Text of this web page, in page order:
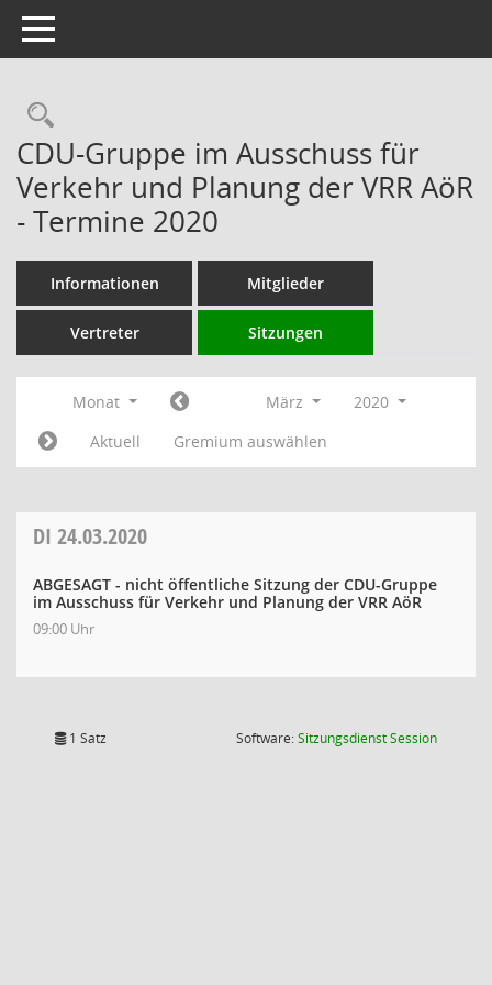
Toggle navigation
Rechercheauswahl
CDU-Gruppe im Ausschuss für
Verkehr und Planung der VRR AöR
- Termine 2020
Informationen Mitglieder
Vertreter Sitzungen
Monat März
2020
Aktuell
Gremium auswählen
DI 24.03.2020
ABGESAGT - nicht öffentliche Sitzung der CDU-Gruppe
im Ausschuss für Verkehr und Planung der VRR AöR
09:00 Uhr
1 Satz Software:SitzungsdienstSession(Wird in